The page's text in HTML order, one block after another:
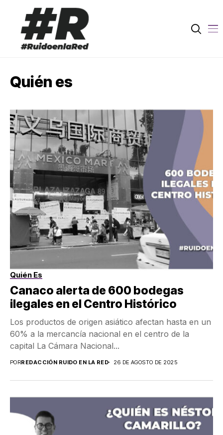
Quién es
Quién Es
Canaco alerta de 600 bodegas
ilegales en el Centro Histórico
Los productos de origen asiático afectan hasta en un
60% a la mercancía nacional en el centro de la
capital La Cámara Nacional...
PORREDACCIÓN RUIDO EN LA RED 26 DE AGOSTO DE 2025